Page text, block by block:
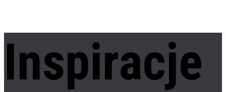
Inspiracje